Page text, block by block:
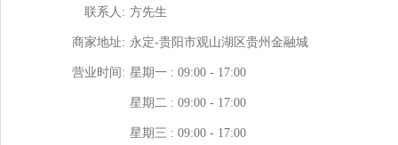
联系人: 方先生
商家地址: 永定-贵阳市观山湖区贵州金融城
营业时间: 星期一 : 09:00 - 17:00
星期二 : 09:00 - 17:00
星期三 : 09:00 - 17:00